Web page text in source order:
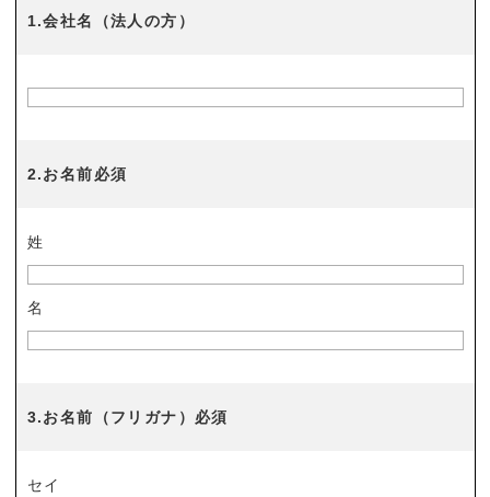
1.会社名（法人の方）
2.お名前必須
姓
名
3.お名前（フリガナ）必須
セイ